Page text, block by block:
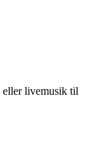
eller livemusik til